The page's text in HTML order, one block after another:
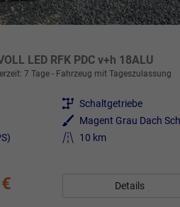
LED RFK PDC v+h 18ALU
7 Tage Fahrzeug mit Tageszulassung
Getriebe Schaltgetriebe
Außenfarbe
Kilometerstand
10 km
Details